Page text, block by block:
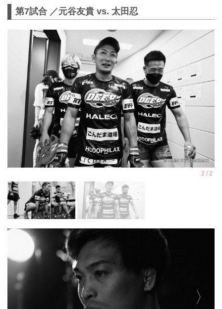
第7試合 ／元谷友貴 vs. 太田忍